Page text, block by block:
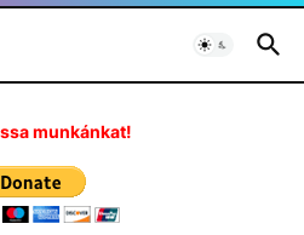
munkánkat!